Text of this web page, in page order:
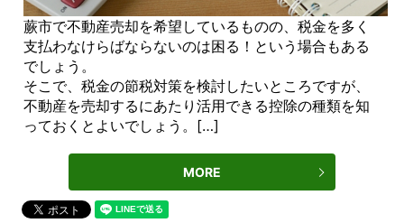
蕨市で不動産売却を希望しているものの、税金を多く
支払わなけらばならないのは困る！という場合もある
でしょう。
そこで、税金の節税対策を検討したいところですが、
不動産を売却するにあたり活用できる控除の種類を知
っておくとよいでしょう。[…]
MORE